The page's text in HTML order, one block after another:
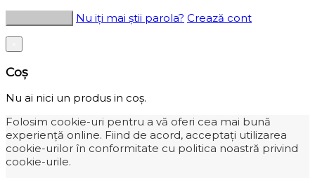
Nu iți mai știi parola? Crează cont
Coș
Nu ai nici un produs in coș.
Folosim cookie-uri pentru a vă oferi cea mai bună
experiență online. Fiind de acord, acceptați utilizarea
cookie-urilor în conformitate cu politica noastră privind
cookie-urile.